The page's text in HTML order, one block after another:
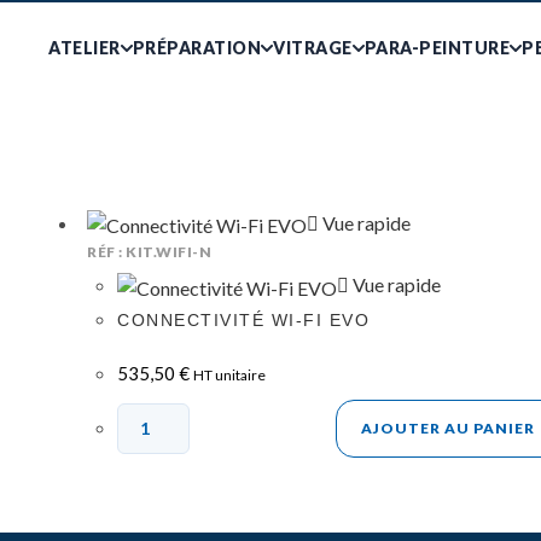
ATELIER PRÉPARATION VITRAGE PARA-PEINTURE
Vue rapide
RÉF : KIT.WIFI-N
Vue rapide
CONNECTIVITÉ WI-FI EVO
535,50 € HT unitaire
AJOUTER AU PANIER